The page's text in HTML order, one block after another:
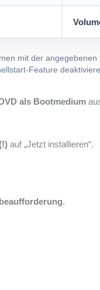
mit der
Feature
als Bootmedium
auf „Jetzt installieren“.
.